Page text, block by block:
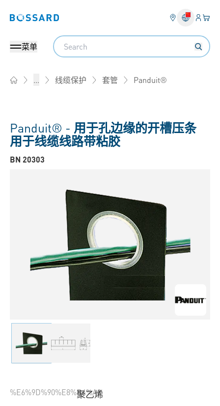
Bossard homepage 登入
您
菜单
Search
... 线缆保护 套管 Panduit®
Panduit® - 用于孔边缘的开槽压条
用于线缆线路带粘胶
BN 20303
%E6%9D%90%E8%B4%A8
聚乙烯